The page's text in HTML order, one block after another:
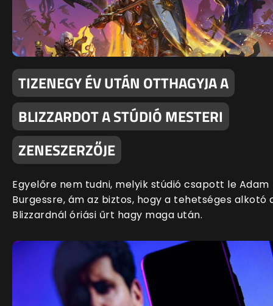
TIZENEGY ÉV UTÁN OTTHAGYJA A
BLIZZARDOT A STÚDIÓ MESTERI
ZENESZERZŐJE
Egyelőre nem tudni, melyik stúdió csapott le Adam
Burgessre, ám az biztos, hogy a tehetséges alkotó
Blizzardnál óriási űrt hagy maga után.